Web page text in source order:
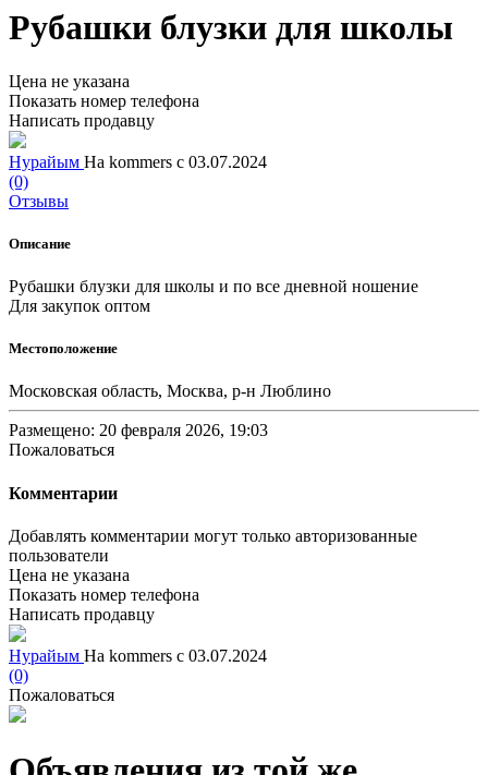
Рубашки блузки для школы
Цена не указана
Показать номер телефона
Написать продавцу
Нурайым На kommers с 03.07.2024
(0)
Отзывы
Описание
Рубашки блузки для школы и по все дневной ношение
Для закупок оптом
Местоположение
Московская область, Москва, р-н Люблино
Размещено: 20 февраля 2026, 19:03
Пожаловаться
Комментарии
Добавлять комментарии могут только авторизованные
пользователи
Цена не указана
Показать номер телефона
Написать продавцу
Нурайым На kommers с 03.07.2024
(0)
Пожаловаться